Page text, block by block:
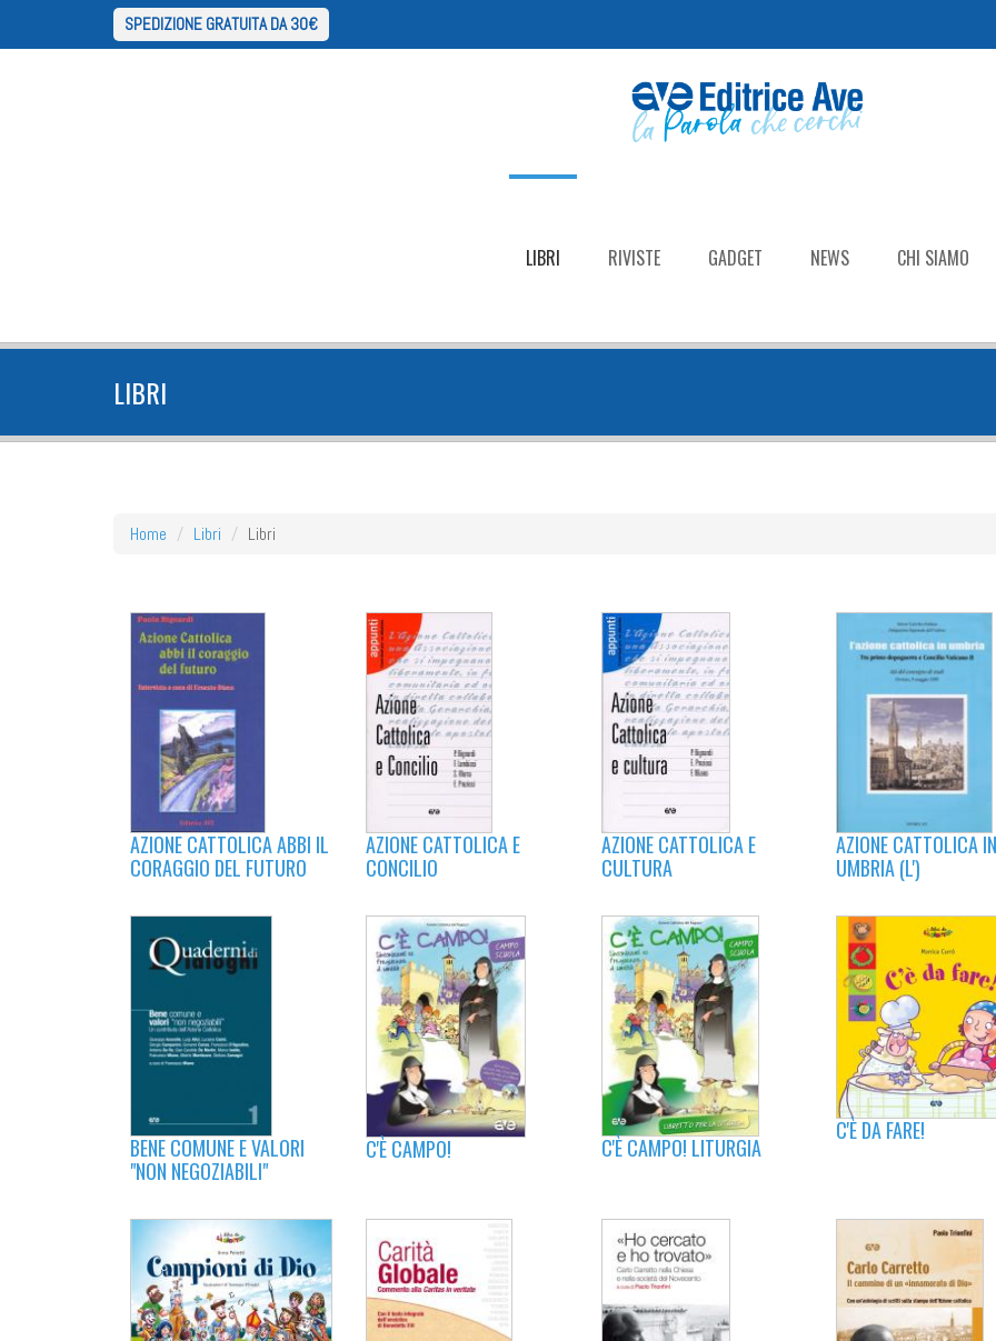
SPEDIZIONE GRATUITA DA 30€
LIBRI RIVISTE GADGET NEWS CHI SIAMO
LIBRI
Home Libri Libri
AZIONE CATTOLICA ABBI IL
CORAGGIO DEL FUTURO
AZIONE CATTOLICA E
CONCILIO
AZIONE CATTOLICA E
CULTURA
AZIONE CATTOLICA IN
UMBRIA (L')
BENE COMUNE E VALORI
"NON NEGOZIABILI"
C'È CAMPO! C'È CAMPO! LITURGIA
C'È DA FARE!